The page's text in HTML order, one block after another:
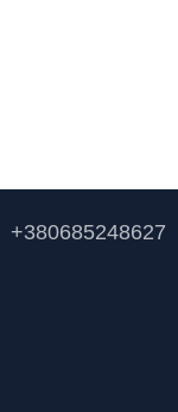
+380685248627